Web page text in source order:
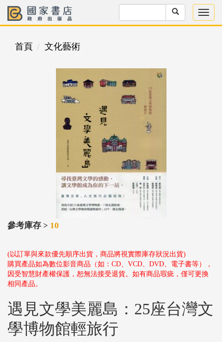
首頁 文化藝術
參考庫存 > 10
(以訂單與來款優先順序出貨，商品將視實際庫存狀況出貨)
購買產品如為數位影音商品（如：CD、VCD、DVD、電子書等），
因受智慧財產權保護，恕無法接受退貨。如有商品瑕疵，僅可更換
相同產品。
遇見文學美麗島：25座台灣文
學博物館輕旅行